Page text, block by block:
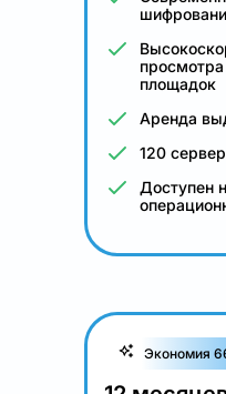
площадок
Аренда
120
Доступен
Экономия